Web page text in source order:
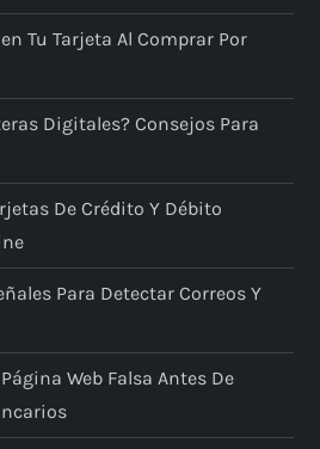
Tu Tarjeta Al Comprar Por
Digitales? Consejos Para
De Crédito Y Débito
Para Detectar Correos Y
Web Falsa Antes De